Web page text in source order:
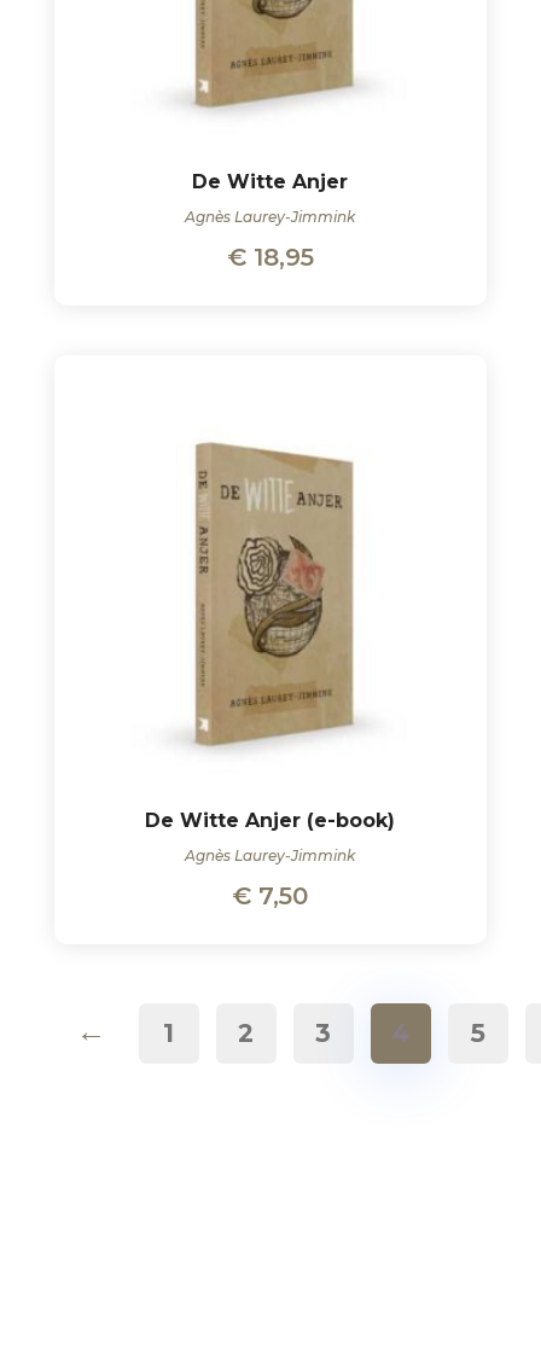
De Witte Anjer
Agnès Laurey-Jimmink
€18,95
De Witte Anjer (e-book)
Agnès Laurey-Jimmink
€ 7,50
← 1 2 3 4 5